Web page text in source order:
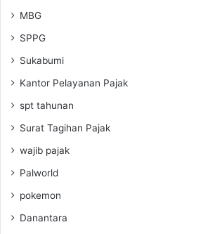
MBG
SPPG
Sukabumi
Kantor Pelayanan Pajak
spt tahunan
Surat Tagihan Pajak
wajib pajak
Palworld
pokemon
Danantara